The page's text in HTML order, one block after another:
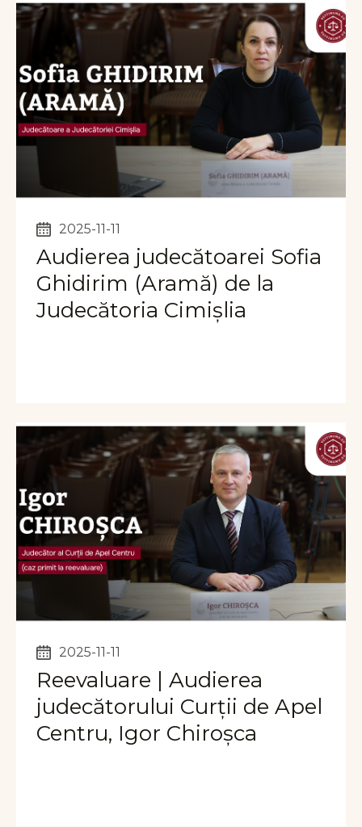
2025-11-11
Audierea judecătoarei Sofia
Ghidirim (Aramă) de la
Judecătoria Cimișlia
2025-11-11
Reevaluare | Audierea
judecătorului Curții de Apel
Centru, Igor Chiroșca